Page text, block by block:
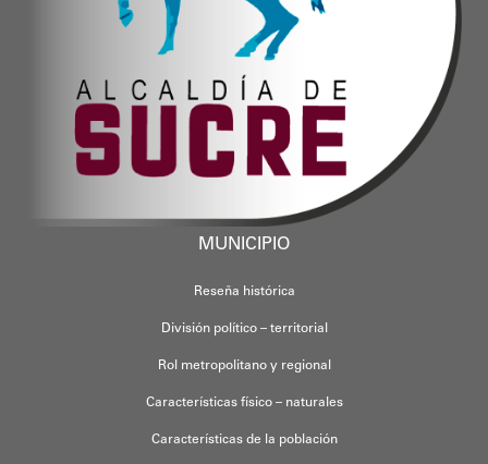
MUNICIPIO
Reseña histórica
División político – territorial
Rol metropolitano y regional
Características físico – naturales
Características de la población